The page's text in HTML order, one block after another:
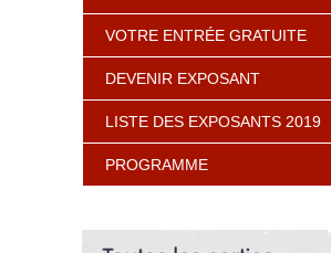
VOTRE ENTRÉE GRATUITE
DEVENIR EXPOSANT
LISTE DES EXPOSANTS 2019
PROGRAMME